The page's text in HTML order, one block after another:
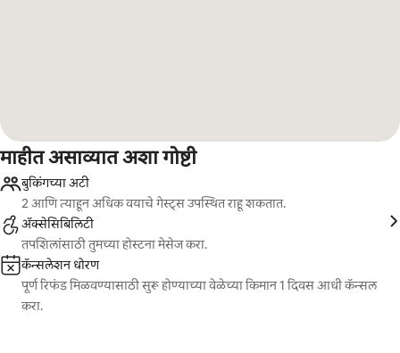
माहीत असाव्यात अशा गोष्टी
बुकिंगच्या अटी
2 आणि त्याहून अधिक वयाचे गेस्ट्स उपस्थित राहू शकतात.
ॲक्सेसिबिलिटी
तपशिलांसाठी तुमच्या होस्टना मेसेज करा.
कॅन्सलेशन धोरण
पूर्ण रिफंड मिळवण्यासाठी सुरू होण्याच्या वेळेच्या किमान 1 दिवस आधी कॅन्सल
करा.